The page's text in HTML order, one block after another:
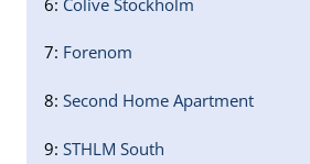
7: Forenom
8: Second Home Apartment
9: STHLM South